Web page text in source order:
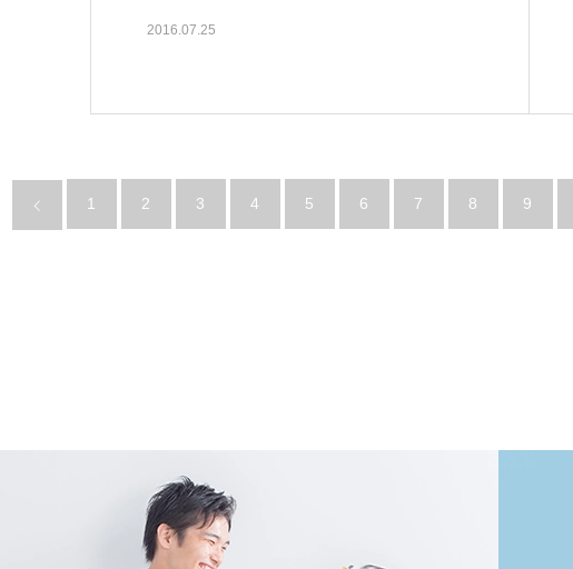
2016.07.25
1 2 3 4 5 6 7 8 9